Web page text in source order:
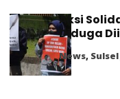
Aksi
Diduga
News, Sulsel